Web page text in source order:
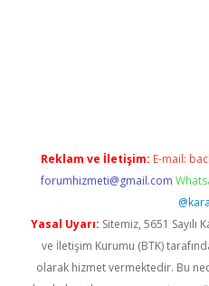
Reklam ve İletişim: E-mail:
forumhizmeti@gmail.com
Yasal Uyarı: Sitemiz, 5651
ve İletişim Kurumu (BTK)
olarak hizmet vermektedir. Bu